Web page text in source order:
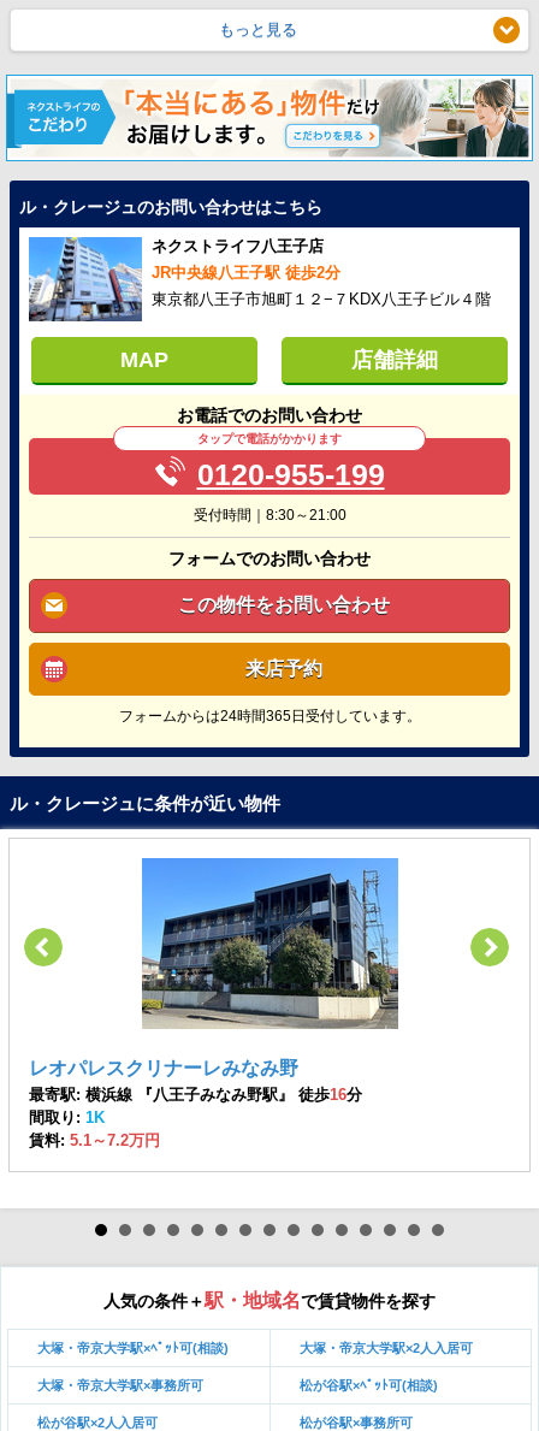
もっと見る
ル・クレージュのお問い合わせはこちら
ネクストライフ八王子店
JR中央線八王子駅 徒歩2分
東京都八王子市旭町１２−７KDX八王子ビル４階
MAP 店舗詳細
お電話でのお問い合わせ
タップで電話がかかります
0120-955-199
受付時間｜8:30～21:00
フォームでのお問い合わせ
この物件をお問い合わせ
来店予約
フォームからは24時間365日受付しています。
ル・クレージュに条件が近い物件
レオパレスクリナーレみなみ野
最寄駅: 横浜線 『八王子みなみ野駅』 徒歩16分
間取り: 1K
賃料: 5.1～7.2万円
人気の条件＋駅・地域名で賃貸物件を探す
大塚・帝京大学駅×ﾍﾟｯﾄ可(相談) 大塚・帝京大学駅×2人入居可
大塚・帝京大学駅×事務所可 松が谷駅×ﾍﾟｯﾄ可(相談)
松が谷駅×2人入居可 松が谷駅×事務所可